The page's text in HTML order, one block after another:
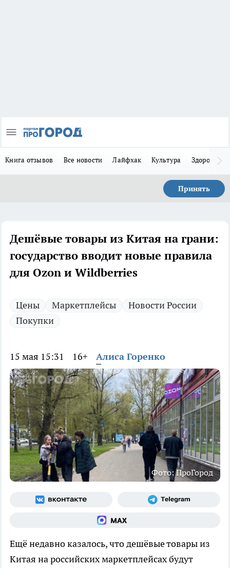
Книга отзывов Все новости Лайфхак Культура Здоровье
Принять
Дешёвые товары из Китая на грани:
государство вводит новые правила
для Ozon и Wildberries
Цены Маркетплейсы
Новости России
Покупки
15 мая 15:31 16+ Алиса Горенко
Фото: ПроГород
Ещё недавно казалось, что дешёвые товары из
Китая на российских маркетплейсах будут